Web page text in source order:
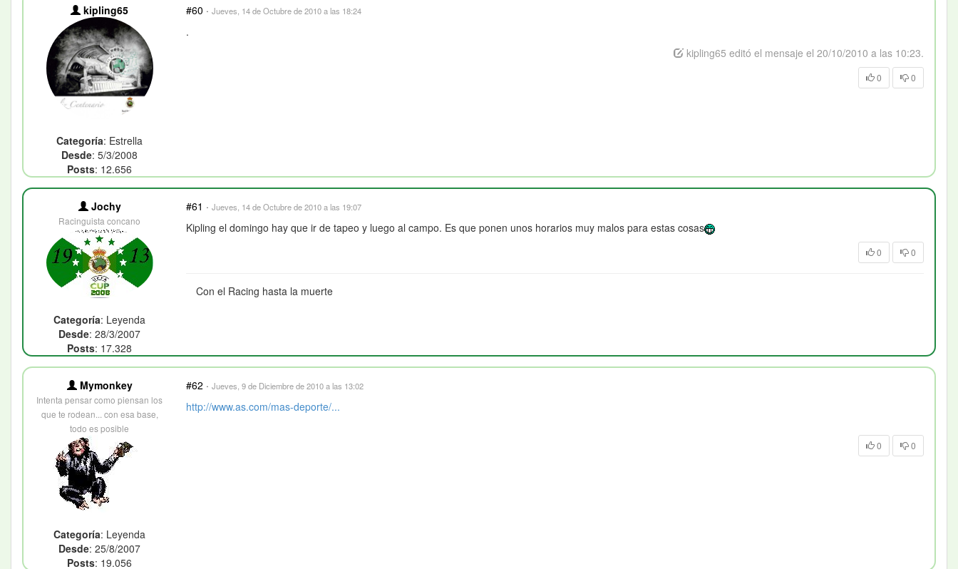
kipling65
Categoría: Estrella
Desde: 5/3/2008
Posts: 12.656
#60 · Jueves, 14 de Octubre de 2010 a las 18:24
.
kipling65 editó el mensaje el 20/10/2010 a las 10:23.
0 0
Jochy
Racinguista concano
Categoría: Leyenda
Desde: 28/3/2007
Posts: 17.328
#61 · Jueves, 14 de Octubre de 2010 a las 19:07
Kipling el domingo hay que ir de tapeo y luego al campo. Es que ponen unos horarios muy malos para estas cosas
0 0
Con el Racing hasta la muerte
Mymonkey
Intenta pensar como piensan los
que te rodean... con esa base,
todo es posible
Categoría: Leyenda
Desde: 25/8/2007
Posts: 19.056
#62 · Jueves, 9 de Diciembre de 2010 a las 13:02
http://www.as.com/mas-deporte/...
0 0